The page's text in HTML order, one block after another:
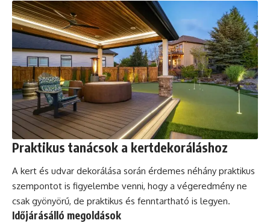
Praktikus tanácsok a kertdekoráláshoz
A kert és udvar dekorálása során érdemes néhány praktikus
szempontot is figyelembe venni, hogy a végeredmény ne
csak gyönyörű, de praktikus és fenntartható is legyen.
Időjárásálló megoldások